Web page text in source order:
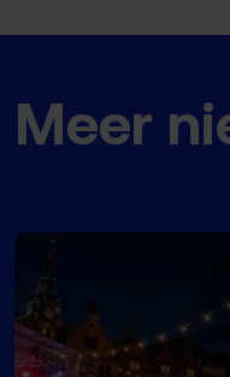
Meer